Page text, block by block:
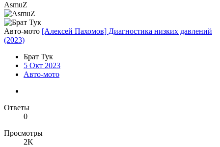
AsmuZ
Авто-мото [Алексей Пахомов] Диагностика низких давлений
(2023)
Брат Тук
5 Окт 2023
Авто-мото
Ответы
0
Просмотры
2K